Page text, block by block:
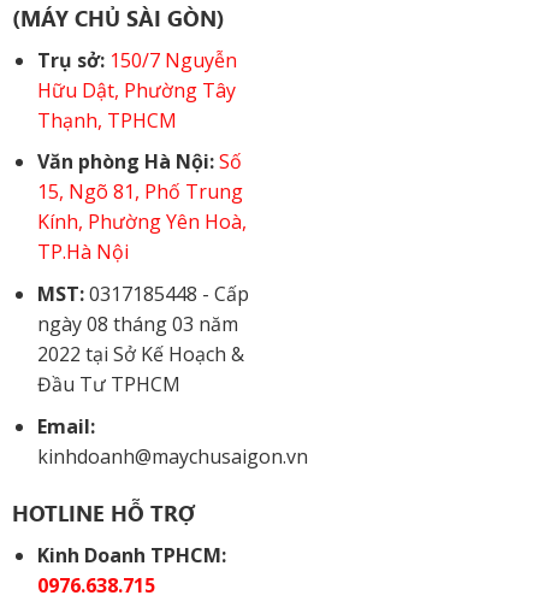
(MÁY CHỦ SÀI GÒN)
Trụ sở: 150/7 Nguyễn
Hữu Dật, Phường Tây
Thạnh, TPHCM
Văn phòng Hà Nội: Số
15, Ngõ 81, Phố Trung
Kính, Phường Yên Hoà,
TP.Hà Nội
MST:0317185448 - Cấp
ngày 08 tháng 03 năm
2022 tại Sở Kế Hoạch &
Đầu Tư TPHCM
Email:
kinhdoanh@maychusaigon.vn
HOTLINE HỖ TRỢ
Kinh Doanh TPHCM:
0976.638.715